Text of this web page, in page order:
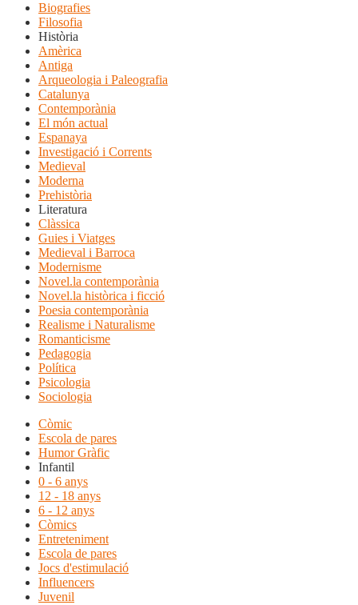
Biografies
Filosofia
Història
Amèrica
Antiga
Arqueologia i Paleografia
Catalunya
Contemporània
El món actual
Espanaya
Investigació i Corrents
Medieval
Moderna
Prehistòria
Literatura
Clàssica
Guies i Viatges
Medieval i Barroca
Modernisme
Novel.la contemporània
Novel.la històrica i ficció
Poesia contemporània
Realisme i Naturalisme
Romanticisme
Pedagogia
Política
Psicologia
Sociologia
Còmic
Escola de pares
Humor Gràfic
Infantil
0 - 6 anys
12 - 18 anys
6 - 12 anys
Còmics
Entreteniment
Escola de pares
Jocs d'estimulació
Influencers
Juvenil